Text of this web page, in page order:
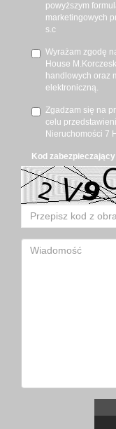
powyższym
marketingowych
s.c
Wyrażam zgodę
House
handlowych oraz
elektroniczną.
Zgadzam się na
celu
Nieruchomości 7
Kod zabezpieczający